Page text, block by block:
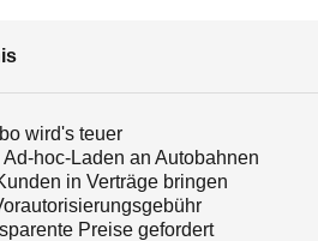
wird's teuer
hoc-Laden an Autobahnen
in Verträge bringen
Preise gefordert